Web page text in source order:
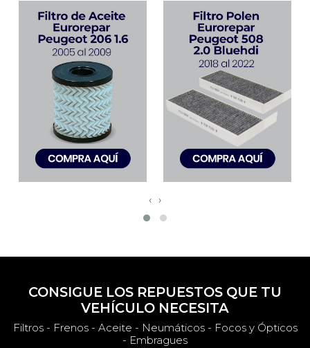
‹ ›
CONSIGUE LOS REPUESTOS QUE TU
VEHÍCULO NECESITA
Filtros - Frenos - Aceite - Neumáticos - Focos y Ópticos
- Embragues